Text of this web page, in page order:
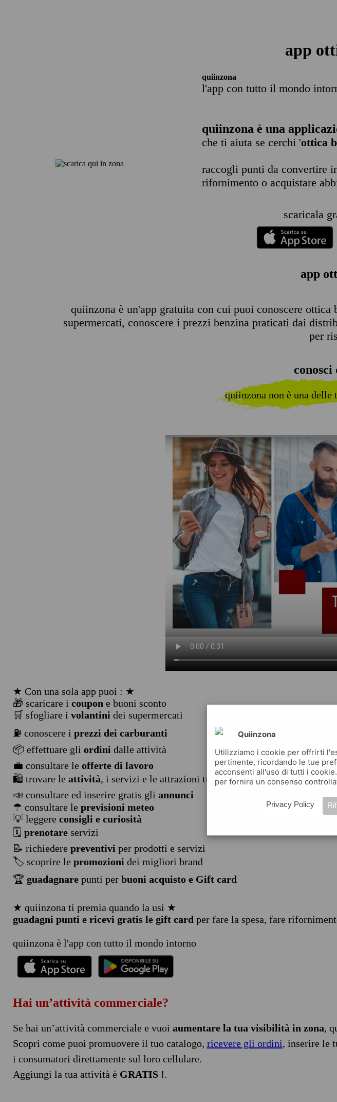
app
quiinzona
l'app con tutto il mondo
quiinzona è una
che ti aiuta se cerchi 'ottica
raccogli punti da convertire
rifornimento o acquistare
scaricala
app
quiinzona è un'app gratuita con cui puoi conoscere
supermercati, conoscere i prezzi benzina praticati dai
per
conosci
quiinzona non è una delle
★ Con una sola app puoi : ★
🎁 scaricare i coupon e buoni sconto
🛒 sfogliare i volantini dei supermercati
⛽ conoscere i prezzi dei carburanti
📦 effettuare gli ordini dalle attività
💼 consultare le offerte di lavoro
🛍️ trovare le attività, i servizi e le attrazioni turistiche
📣 consultare ed inserire gratis gli annunci
☂ consultare le previsioni meteo
💡 leggere consigli e curiosità
🗓️ prenotareservizi
📝 richiedere preventivi per prodotti e servizi
🏷️ scoprire le promozioni dei migliori brand
🏆 guadagnarepunti per buoni acquisto e Gift card
★ quiinzona ti premia quando la usi ★
guadagni punti e ricevi gratis le gift card per fare la spesa, fare
quiinzona è l'app con tutto il mondo intorno
Hai un’attività commerciale?
Se hai un’attività commerciale e vuoi aumentare la tua visibilità in zona,
Scopri come puoi promuovere il tuo catalogo, ricevere gli ordini, inserire le
i consumatori direttamente sul loro cellulare.
Aggiungi la tua attività è GRATIS !.
Quiinzona
Utilizziamo i cookie per offrirti
pertinente, ricordando le tue
acconsenti all'uso di tutti i
per fornire un consenso
Privacy Policy